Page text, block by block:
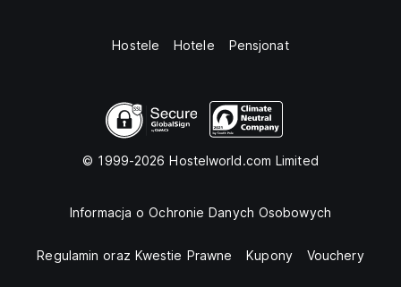
Hostele Hotele Pensjonat
© 1999-2026 Hostelworld.com Limited
Informacja o Ochronie Danych Osobowych
Regulamin oraz Kwestie Prawne Kupony Vouchery